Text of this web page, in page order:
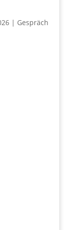
| Gespräch